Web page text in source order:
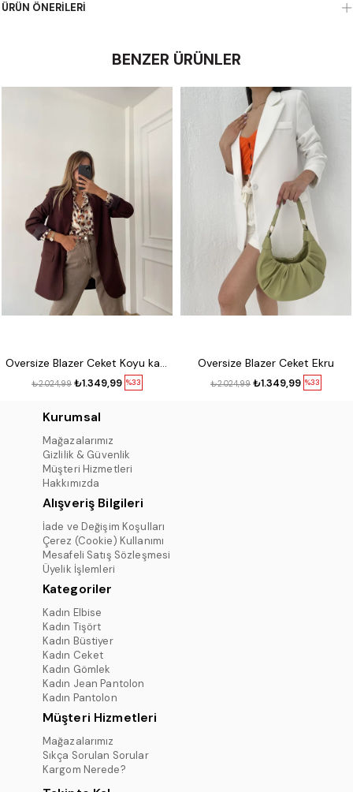
ÜRÜN ÖNERILERI
BENZER ÜRÜNLER
Oversize Blazer Ceket Koyu kahve
%33
₺1.349,99
₺2.024,99
Oversize Blazer Ceket Ekru
%33
₺1.349,99
₺2.024,99
Kurumsal
Mağazalarımız
Gizlilik & Güvenlik
Müşteri Hizmetleri
Hakkımızda
Alışveriş Bilgileri
İade ve Değişim Koşulları
Çerez (Cookie) Kullanımı
Mesafeli Satış Sözleşmesi
Üyelik İşlemleri
Kategoriler
Kadın Elbise
Kadın Tişört
Kadın Büstiyer
Kadın Ceket
Kadın Gömlek
Kadın Jean Pantolon
Kadın Pantolon
Müşteri Hizmetleri
Mağazalarımız
Sıkça Sorulan Sorular
Kargom Nerede?